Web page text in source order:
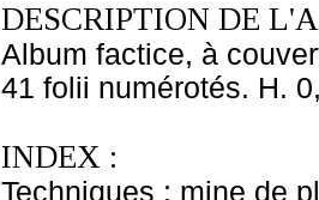
DESCRIPTION DE
Album factice, à
41 folii numérotés. H.
INDEX :
Techniques : mine de